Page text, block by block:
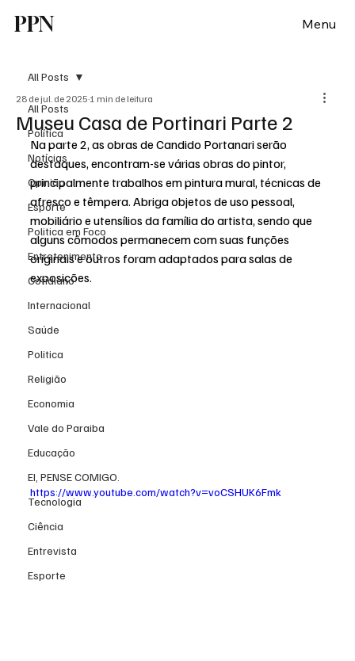
PPN Menu
All Posts
Política
Notícias
Opinião
Esporte
Politica em Foco
Entretenimento
Cotidiano
Internacional
Saúde
Politica
Religião
Economia
Vale do Paraiba
Educação
EI, PENSE COMIGO.
Tecnologia
Ciência
Entrevista
Esporte
All Posts
Museu Casa de Portinari Parte 2
28 de jul. de 2025 1 min de leitura
Na parte 2, as obras de Candido Portanari serão
destaques, encontram-se várias obras do pintor,
principalmente trabalhos em pintura mural, técnicas de
afresco e têmpera. Abriga objetos de uso pessoal,
mobiliário e utensílios da família do artista, sendo que
alguns cômodos permanecem com suas funções
originais e outros foram adaptados para salas de
exposições.
https://www.youtube.com/watch?v=voCSHUK6Fmk